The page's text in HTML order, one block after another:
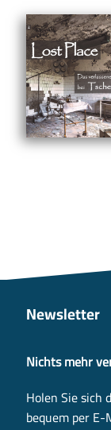
Newsletter
Nichts mehr
Holen Sie sich
bequem per E-